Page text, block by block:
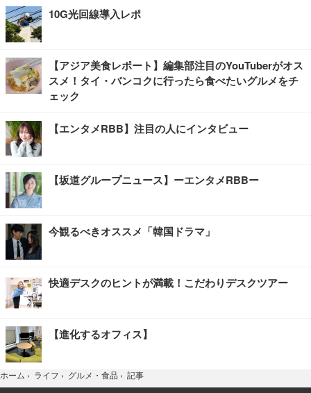
10G光回線導入レポ
【アジア美食レポート】編集部注目のYouTuberがオス
スメ！タイ・バンコクに行ったら食べたいグルメをチ
ェック
【エンタメRBB】注目の人にインタビュー
【坂道グループニュース】ーエンタメRBBー
今観るべきオススメ「韓国ドラマ」
快適デスクのヒントが満載！こだわりデスクツアー
【進化するオフィス】
ホーム › ライフ › グルメ・食品 › 記事